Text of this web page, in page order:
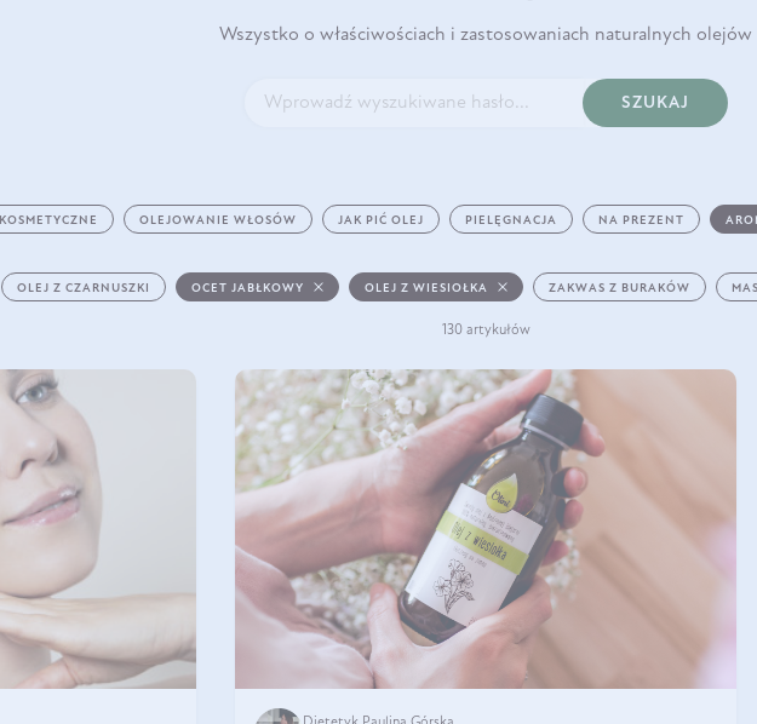
Wszystko o właściwościach i zastosowaniach naturalnych olejów
SZUKAJ
KOSMETYCZNE OLEJOWANIE WŁOSÓW JAK PIĆ OLEJ PIELĘGNACJA NA PREZENT
OLEJ Z CZARNUSZKI OCET JABŁKOWY OLEJ Z WIESIOŁKA ZAKWAS Z BURAKÓW
130 artykułów